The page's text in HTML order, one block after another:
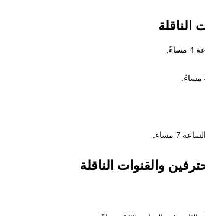
7 مساء.
والقنوات الناقلة